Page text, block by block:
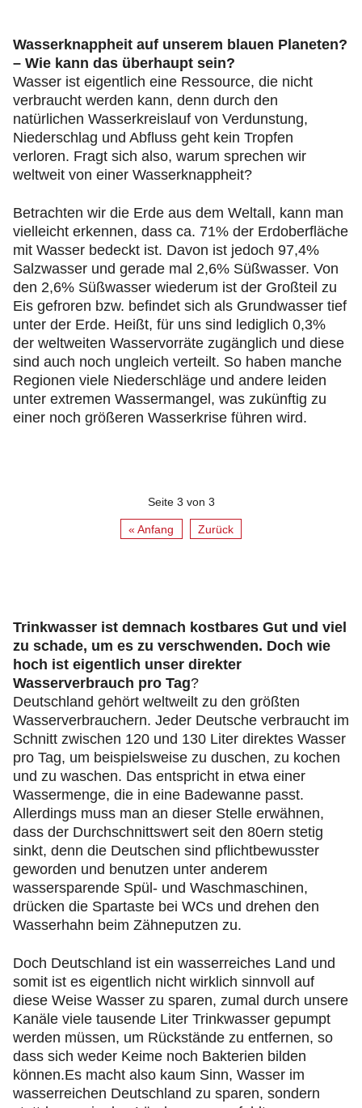
Wasserknappheit auf unserem blauen Planeten?
– Wie kann das überhaupt sein?
Wasser ist eigentlich eine Ressource, die nicht
verbraucht werden kann, denn durch den
natürlichen Wasserkreislauf von Verdunstung,
Niederschlag und Abfluss geht kein Tropfen
verloren. Fragt sich also, warum sprechen wir
weltweit von einer Wasserknappheit?
Betrachten wir die Erde aus dem Weltall, kann man
vielleicht erkennen, dass ca. 71% der Erdoberfläche
mit Wasser bedeckt ist. Davon ist jedoch 97,4%
Salzwasser und gerade mal 2,6% Süßwasser. Von
den 2,6% Süßwasser wiederum ist der Großteil zu
Eis gefroren bzw. befindet sich als Grundwasser tief
unter der Erde. Heißt, für uns sind lediglich 0,3%
der weltweiten Wasservorräte zugänglich und diese
sind auch noch ungleich verteilt. So haben manche
Regionen viele Niederschläge und andere leiden
unter extremen Wassermangel, was zukünftig zu
einer noch größeren Wasserkrise führen wird.
Seite 3 von 3
« Anfang Zurück
Trinkwasser ist demnach kostbares Gut und viel
zu schade, um es zu verschwenden. Doch wie
hoch ist eigentlich unser direkter
Wasserverbrauch pro Tag?
Deutschland gehört weltweilt zu den größten
Wasserverbrauchern. Jeder Deutsche verbraucht im
Schnitt zwischen 120 und 130 Liter direktes Wasser
pro Tag, um beispielsweise zu duschen, zu kochen
und zu waschen. Das entspricht in etwa einer
Wassermenge, die in eine Badewanne passt.
Allerdings muss man an dieser Stelle erwähnen,
dass der Durchschnittswert seit den 80ern stetig
sinkt, denn die Deutschen sind pflichtbewusster
geworden und benutzen unter anderem
wassersparende Spül- und Waschmaschinen,
drücken die Spartaste bei WCs und drehen den
Wasserhahn beim Zähneputzen zu.
Doch Deutschland ist ein wasserreiches Land und
somit ist es eigentlich nicht wirklich sinnvoll auf
diese Weise Wasser zu sparen, zumal durch unsere
Kanäle viele tausende Liter Trinkwasser gepumpt
werden müssen, um Rückstände zu entfernen, so
dass sich weder Keime noch Bakterien bilden
können.Es macht also kaum Sinn, Wasser im
wasserreichen Deutschland zu sparen, sondern